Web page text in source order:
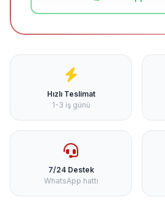
Hızlı Teslimat
1-3 iş günü
7/24 Destek
WhatsApp hattı